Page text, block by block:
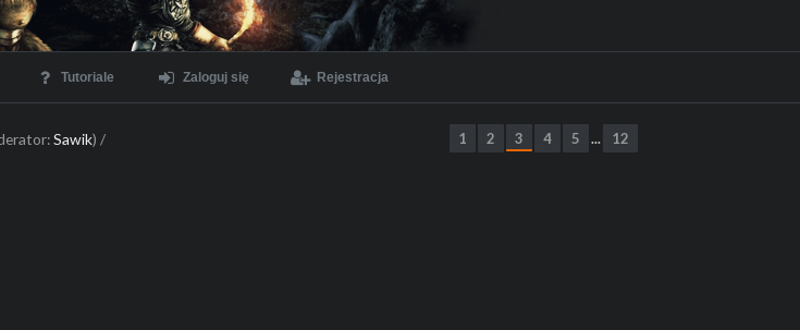
Tutoriale Zaloguj się Rejestracja
Sawik) / 1 2 3 4 5 ... 12